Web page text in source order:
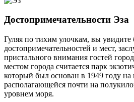
Достопримечательности Эза
Гуляя по тихим улочкам, вы увидите
достопримечательностей и мест,
пристального внимания гостей
местом города считается парк
который был основан в 1949 году
располагающейся почти на
уровнем моря.